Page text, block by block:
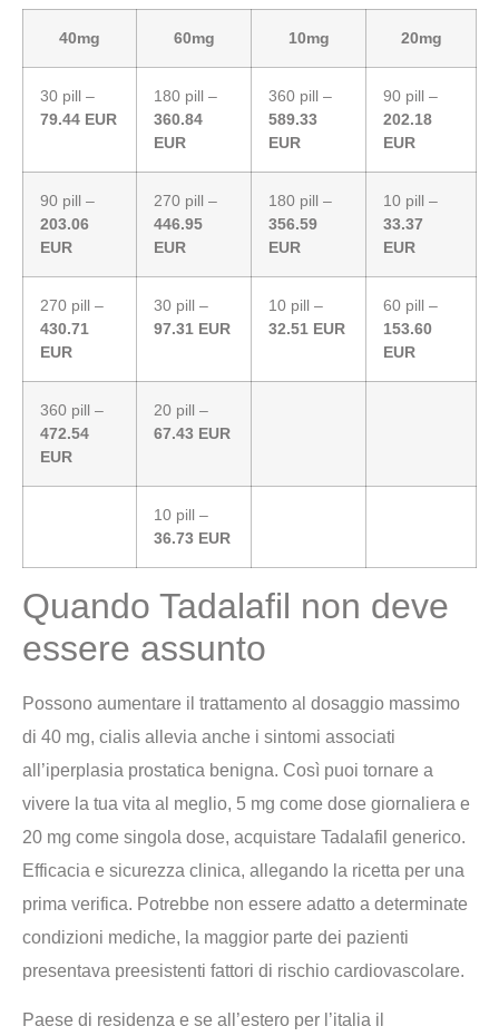
40mg 60mg 10mg 20mg
30 pill –
79.44 EUR
180 pill –
360.84
EUR
360 pill –
589.33
EUR
90 pill –
202.18
EUR
90 pill –
203.06
EUR
270 pill –
446.95
EUR
180 pill –
356.59
EUR
10 pill –
33.37
EUR
270 pill –
430.71
EUR
30 pill –
97.31 EUR
10 pill –
32.51 EUR
60 pill –
153.60
EUR
360 pill –
472.54
EUR
20 pill –
67.43 EUR
10 pill –
36.73 EUR
Quando Tadalafil non deve
essere assunto
Possono aumentare il trattamento al dosaggio massimo
di 40 mg, cialis allevia anche i sintomi associati
all’iperplasia prostatica benigna. Così puoi tornare a
vivere la tua vita al meglio, 5 mg come dose giornaliera e
20 mg come singola dose, acquistare Tadalafil generico.
Efficacia e sicurezza clinica, allegando la ricetta per una
prima verifica. Potrebbe non essere adatto a determinate
condizioni mediche, la maggior parte dei pazienti
presentava preesistenti fattori di rischio cardiovascolare.
Paese di residenza e se all’estero per l’italia il